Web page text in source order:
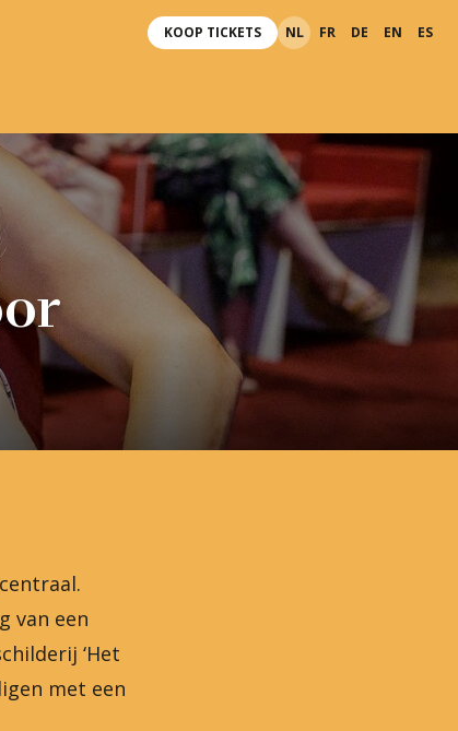
KOOP TICKETS NL FR DE EN ES
van een
‘Het
met een